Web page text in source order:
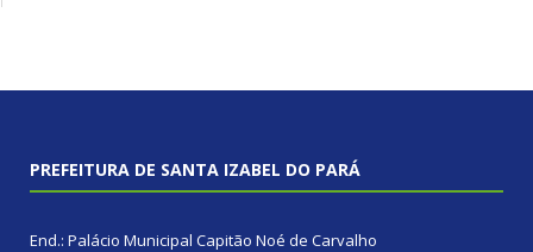
PREFEITURA DE SANTA IZABEL DO PARÁ
End.: Palácio Municipal Capitão Noé de Carvalho